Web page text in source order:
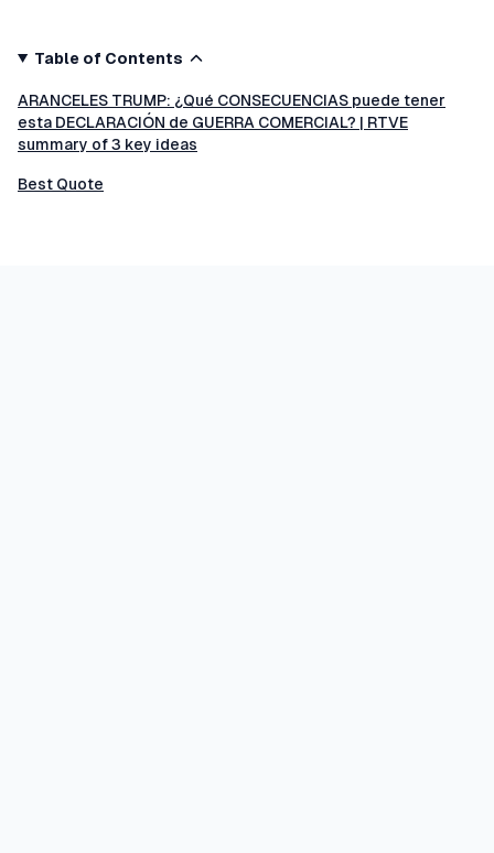
Table of Contents
ARANCELES TRUMP: ¿Qué CONSECUENCIAS puede tener
esta DECLARACIÓN de GUERRA COMERCIAL? | RTVE
summary of 3 key ideas
Best Quote